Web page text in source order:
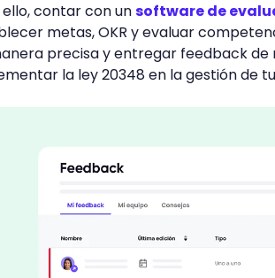
ello, contar con unsoftware de
metas, OKR y evaluar
precisa y entregar feedback
la ley 20348 en la gestión de